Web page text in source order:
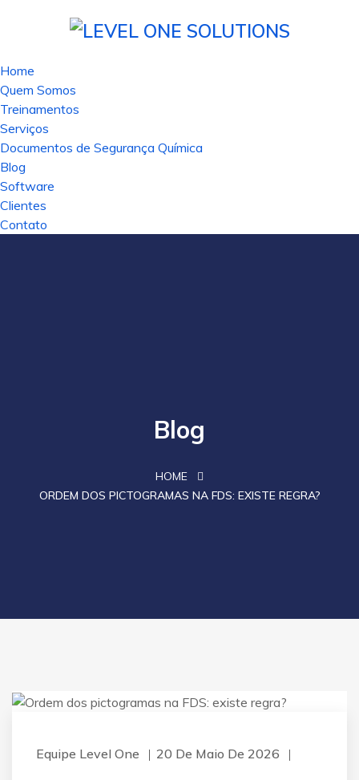
Home
Quem Somos
Treinamentos
Serviços
Documentos de Segurança Química
Blog
Software
Clientes
Contato
Blog
HOME
ORDEM DOS PICTOGRAMAS NA FDS: EXISTE REGRA?
Equipe Level One 20 De Maio De 2026